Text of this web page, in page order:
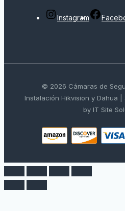
Instagram
© 2026 Cámaras de
Instalación Hikvision y Dahua |
by IT Site